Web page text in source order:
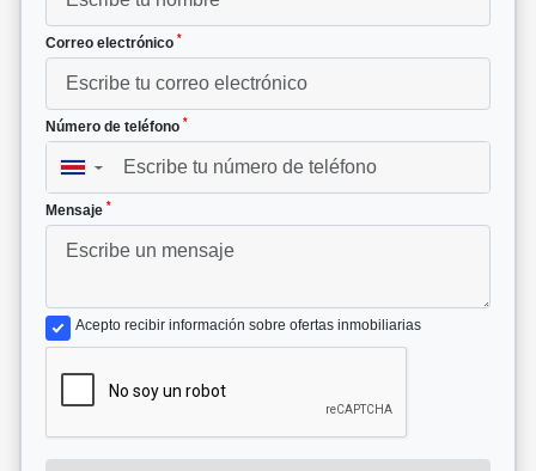
Correo electrónico *
Número de teléfono *
▼
Mensaje *
Acepto recibir información sobre ofertas inmobiliarias